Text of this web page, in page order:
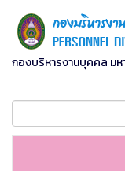
กองบริหารงานบุคคล ม